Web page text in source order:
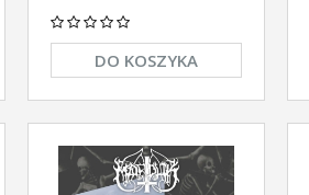
DO KOSZYKA